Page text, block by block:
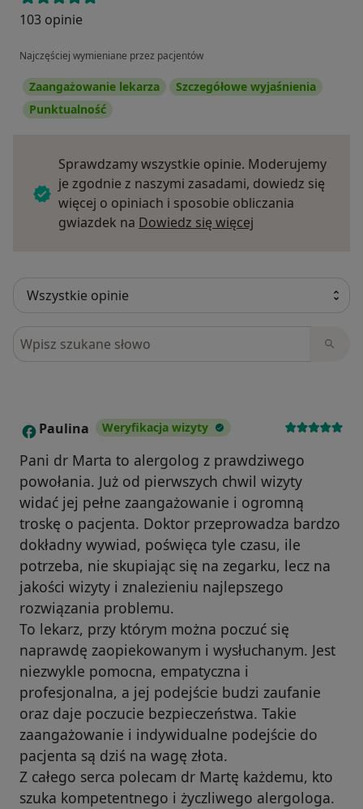
103 opinie
Najczęściej wymieniane przez pacjentów
Zaangażowanie lekarza
Szczegółowe wyjaśnienia
Punktualność
Sprawdzamy wszystkie opinie. Moderujemy
je zgodnie z naszymi zasadami, dowiedz się
więcej o opiniach i sposobie obliczania
gwiazdek na Dowiedz się więcej
Szukaj w opiniach
P Paulina Weryfikacja wizyty
Pani dr Marta to alergolog z prawdziwego
powołania. Już od pierwszych chwil wizyty
widać jej pełne zaangażowanie i ogromną
troskę o pacjenta. Doktor przeprowadza bardzo
dokładny wywiad, poświęca tyle czasu, ile
potrzeba, nie skupiając się na zegarku, lecz na
jakości wizyty i znalezieniu najlepszego
rozwiązania problemu.
To lekarz, przy którym można poczuć się
naprawdę zaopiekowanym i wysłuchanym. Jest
niezwykle pomocna, empatyczna i
profesjonalna, a jej podejście budzi zaufanie
oraz daje poczucie bezpieczeństwa. Takie
zaangażowanie i indywidualne podejście do
pacjenta są dziś na wagę złota.
Z całego serca polecam dr Martę każdemu, kto
szuka kompetentnego i życzliwego alergologa.